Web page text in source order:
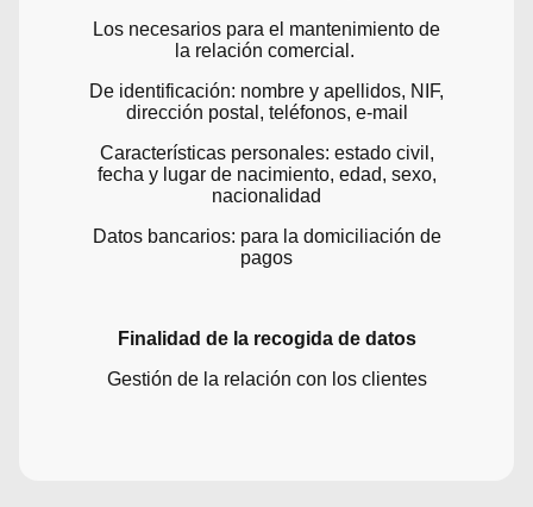
Los necesarios para el mantenimiento de
la relación comercial.
De identificación: nombre y apellidos, NIF,
dirección postal, teléfonos, e-mail
Características personales: estado civil,
fecha y lugar de nacimiento, edad, sexo,
nacionalidad
Datos bancarios: para la domiciliación de
pagos
Finalidad de la recogida de datos
Gestión de la relación con los clientes